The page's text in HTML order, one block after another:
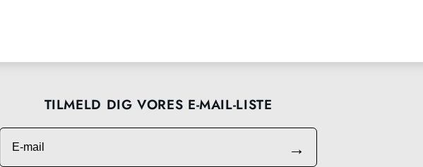
TILMELD DIG VORES E-MAIL-LISTE
E-mail
→